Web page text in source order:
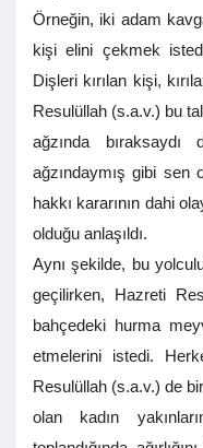
Örneğin, iki adam
kişi elini çekmek
Dişleri kırılan kişi,
Resulüllah (s.a.v.) bu
ağzında
ağzındaymış gibi sen
hakkı kararının dahi
olduğu anlaşıldı.
Aynı şekilde, bu
geçilirken, Hazreti
bahçedeki hurma
etmelerini istedi.
Resulüllah (s.a.v.) de
olan kadın